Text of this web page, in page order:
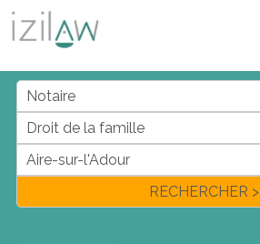
jdadi
fl
RECHERCHER >